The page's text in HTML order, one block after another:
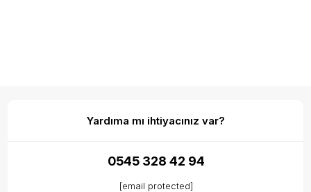
Yardıma mı ihtiyacınız var?
0545 328 42 94
[email protected]